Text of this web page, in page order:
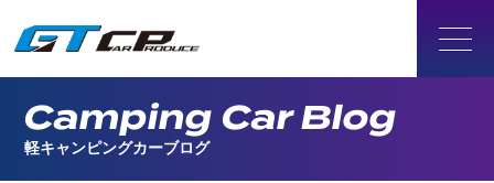
Camping Car Blog
軽キャンピングカーブログ